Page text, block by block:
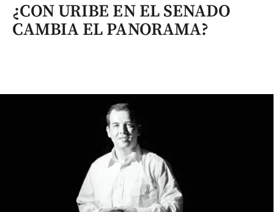
¿CON URIBE EN EL SENADO
CAMBIA EL PANORAMA?